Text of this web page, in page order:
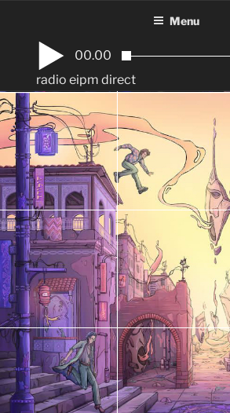
contenu
principal
Menu
00.00
radio eipm direct